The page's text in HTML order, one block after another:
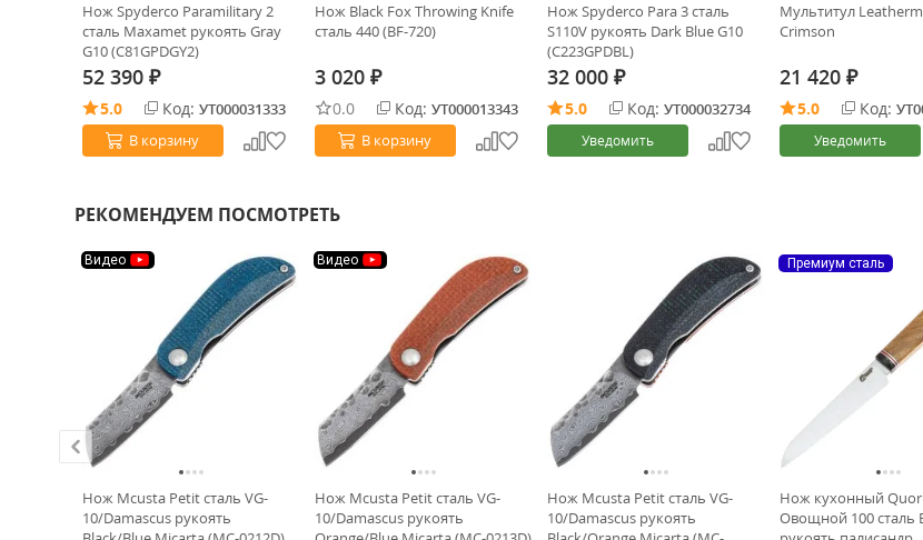
Нож Spyderco Paramilitary 2
сталь Maxamet рукоять Gray
G10 (C81GPDGY2)
52 390 ₽
5.0 Код: УТ000031333
В корзину
Нож Black Fox Throwing Knife
сталь 440 (BF-720)
3 020 ₽
0.0 Код: УТ000013343
В корзину
Нож Spyderco Para 3 сталь
S110V рукоять Dark Blue G10
(C223GPDBL)
32 000 ₽
5.0 Код: УТ000032734
Уведомить
Мультитул
Crimson
21 420 ₽
5.0 Код:
Уведомить
РЕКОМЕНДУЕМ ПОСМОТРЕТЬ
Видео
Нож Mcusta Petit сталь VG-
10/Damascus рукоять
Видео
Нож Mcusta Petit сталь VG-
10/Damascus рукоять
Нож Mcusta Petit сталь VG-
10/Damascus рукоять
Премиум сталь
Нож кухонный
Овощной 100 сталь